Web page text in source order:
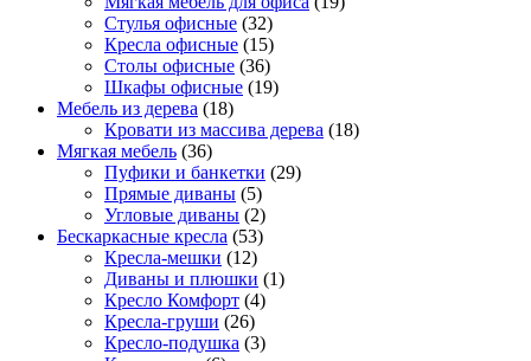
Стулья офисные (32)
Кресла офисные (15)
Столы офисные (36)
Шкафы офисные (19)
Мебель из дерева (18)
Кровати из массива дерева (18)
Мягкая мебель (36)
Пуфики и банкетки (29)
Прямые диваны (5)
Угловые диваны (2)
Бескаркасные кресла (53)
Кресла-мешки (12)
Диваны и плюшки (1)
Кресло Комфорт (4)
Кресла-груши (26)
Кресло-подушка (3)